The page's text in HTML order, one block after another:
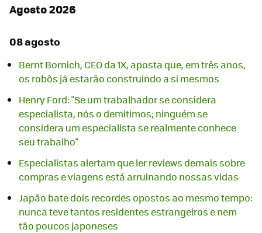
Agosto 2026
08 agosto
Bernt Bornich, CEO da 1X, aposta que, em três anos,
os robôs já estarão construindo a si mesmos
Henry Ford: "Se um trabalhador se considera
especialista, nós o demitimos; ninguém se
considera um especialista se realmente conhece
seu trabalho"
Especialistas alertam que ler reviews demais sobre
compras e viagens está arruinando nossas vidas
Japão bate dois recordes opostos ao mesmo tempo:
nunca teve tantos residentes estrangeiros e nem
tão poucos japoneses